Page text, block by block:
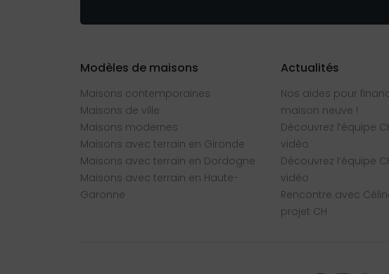
Modèles de maisons
Maisons contemporaines
Maisons de ville
Maisons modernes
Maisons avec terrain en Gironde
Maisons avec terrain en Dordogne
Maisons avec terrain en Haute-
Garonne
Actualités
Nos aides pour
maison neuve !
Découvrez l’équipe
vidéo
Découvrez l’équipe
vidéo
Rencontre avec
projet CH